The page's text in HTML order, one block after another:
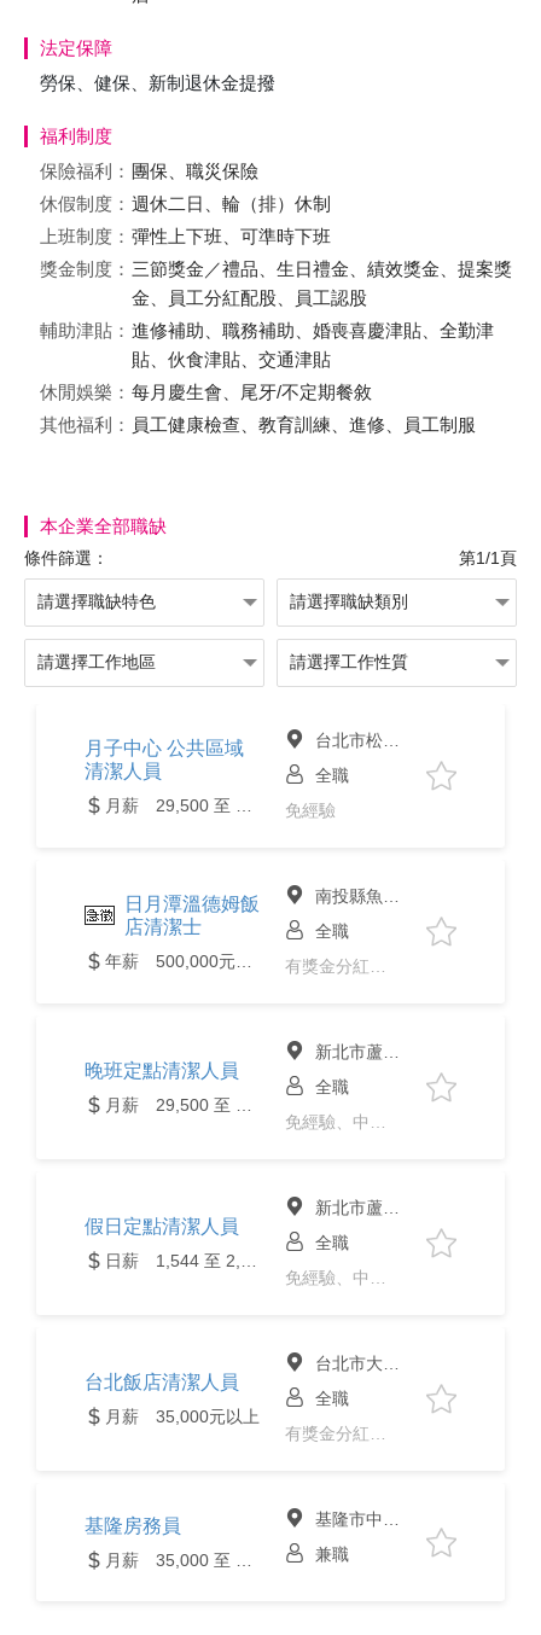
法定保障
勞保、健保、新制退休金提撥
福利制度
保險福利： 團保、職災保險
休假制度： 週休二日、輪（排）休制
上班制度： 彈性上下班、可準時下班
獎金制度： 三節獎金／禮品、生日禮金、績效獎金、提案獎
金、員工分紅配股、員工認股
輔助津貼： 進修補助、職務補助、婚喪喜慶津貼、全勤津
貼、伙食津貼、交通津貼
休閒娛樂： 每月慶生會、尾牙/不定期餐敘
其他福利： 員工健康檢查、教育訓練、進修、員工制服
本企業全部職缺
條件篩選： 第1/1頁
月子中心 公共區域
清潔人員
台北市松山區
全職
免經驗
日月潭溫德姆飯
店清潔士
南投縣魚池鄉
全職
有獎金分紅、免經驗、二度就業
晚班定點清潔人員
新北市蘆洲區
全職
免經驗、中高齡
假日定點清潔人員
新北市蘆洲區
全職
免經驗、中高齡
台北飯店清潔人員
月薪 35,000元以上
台北市大安區
全職
有獎金分紅、免經驗、二度就業
基隆房務員
基隆市中正區
兼職